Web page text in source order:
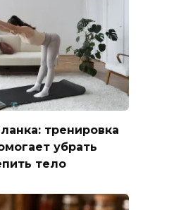
тренировка
убрать
тело